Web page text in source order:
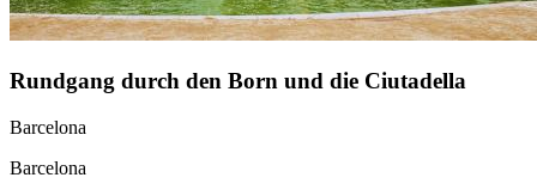
Rundgang durch den Born und die Ciutadella
Barcelona
Barcelona